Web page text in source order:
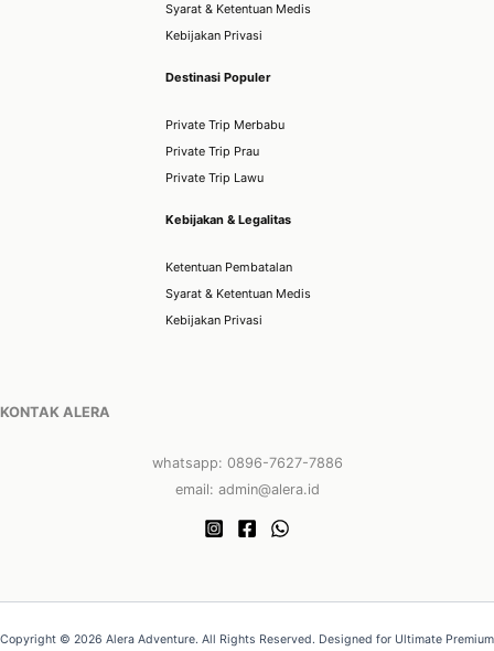
Syarat & Ketentuan Medis
Kebijakan Privasi
Destinasi Populer
Private Trip Merbabu
Private Trip Prau
Private Trip Lawu
Kebijakan & Legalitas
Ketentuan Pembatalan
Syarat & Ketentuan Medis
Kebijakan Privasi
KONTAK ALERA
whatsapp: 0896-7627-7886
email: admin@alera.id
Copyright © 2026 Alera Adventure. All Rights Reserved. Designed for Ultimate Premium